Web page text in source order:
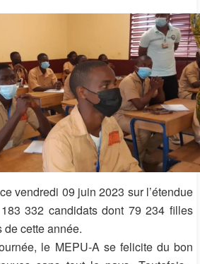
vendredi 09 juin 2023 sur l’étendue
332 candidats dont 79 234 filles
cette année.
le MEPU-A se felicite du bon